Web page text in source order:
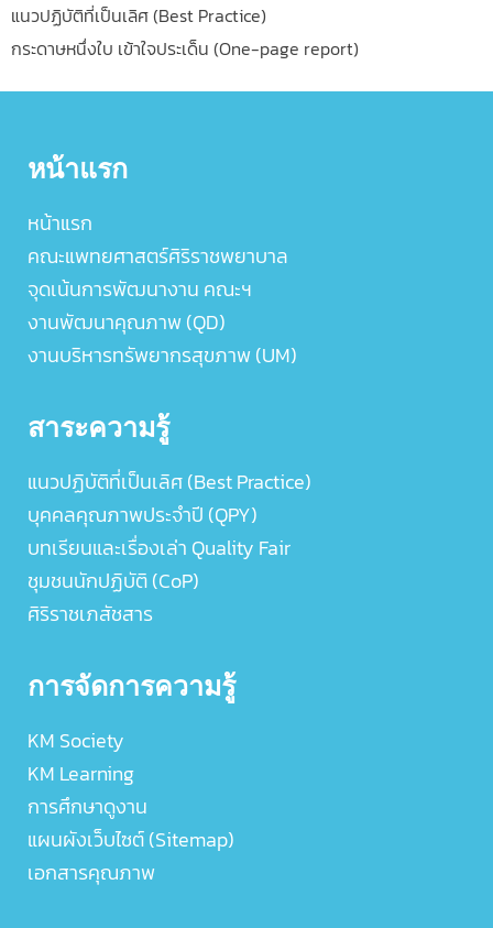
แนวปฏิบัติที่เป็นเลิศ (Best Practice)
กระดาษหนึ่งใบ เข้าใจประเด็น (One-page report)
หน้าแรก
หน้าแรก
คณะแพทยศาสตร์ศิริราชพยาบาล
จุดเน้นการพัฒนางาน คณะฯ
งานพัฒนาคุณภาพ (QD)
งานบริหารทรัพยากรสุขภาพ (UM)
สาระความรู้
แนวปฏิบัติที่เป็นเลิศ (Best Practice)
บุคคลคุณภาพประจำปี (QPY)
บทเรียนและเรื่องเล่า Quality Fair
ชุมชนนักปฏิบัติ (CoP)
ศิริราชเภสัชสาร
การจัดการความรู้
KM Society
KM Learning
การศึกษาดูงาน
แผนผังเว็บไซต์ (Sitemap)
เอกสารคุณภาพ